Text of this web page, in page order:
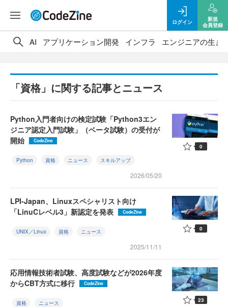
ログイン
新規
会員登録
AI アプリケーション開発 インフラ エンジニアの生き
「資格」に関する記事とニュース
Python入門者向けの検定試験「Python3エン
ジニア認定入門試験」（ベータ試験）の受付が
開始
CodeZine
Python 資格 ニュース スキルアップ
2026/05/20
0
LPI-Japan、Linuxスペシャリスト向け
「LinuCレベル3」新認定を発表
CodeZine
UNIX／Linux 資格 ニュース
2025/11/11
0
応用情報技術者試験、高度試験などが2026年度
からCBT方式に移行
CodeZine
資格 ニュース 23